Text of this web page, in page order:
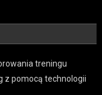
treningu
z pomocą technologii